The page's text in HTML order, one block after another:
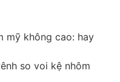
mỹ không cao: hay
so voi kệ nhôm